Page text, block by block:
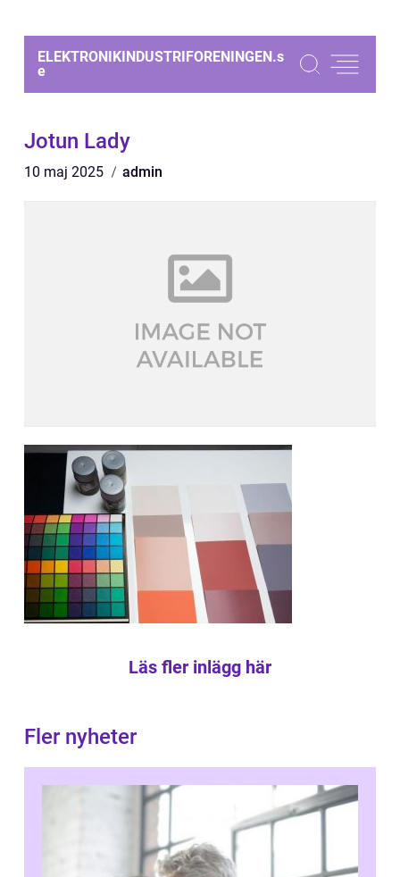
ELEKTRONIKINDUSTRIFORENINGEN.s
e
Jotun Lady
10 maj 2025 admin
Läs fler inlägg här
Fler nyheter